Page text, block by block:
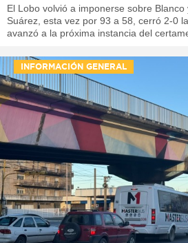
El Lobo volvió a imponerse sobre
Suárez, esta vez por 93 a 58, cerró 2-0
avanzó a la próxima instancia del
INFORMACIÓN GENERAL